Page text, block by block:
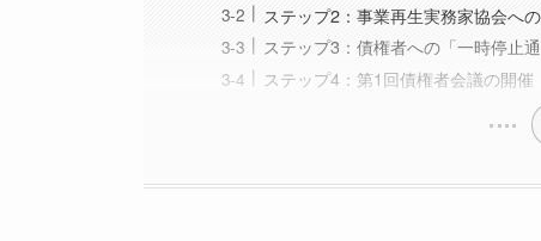
ステップ2：事業再生実務家協会へ
ステップ3：債権者への「一時停止
ステップ4：第1回債権者会議の開催